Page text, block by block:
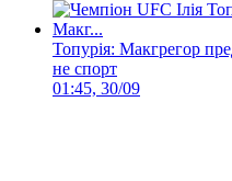
Топурія: Макгрегор
не спорт
01:45, 30/09